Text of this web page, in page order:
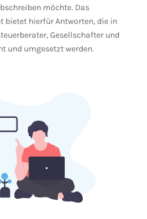
möchte. Das
bietet hierfür Antworten, die in
Gesellschafter und
und umgesetzt werden.